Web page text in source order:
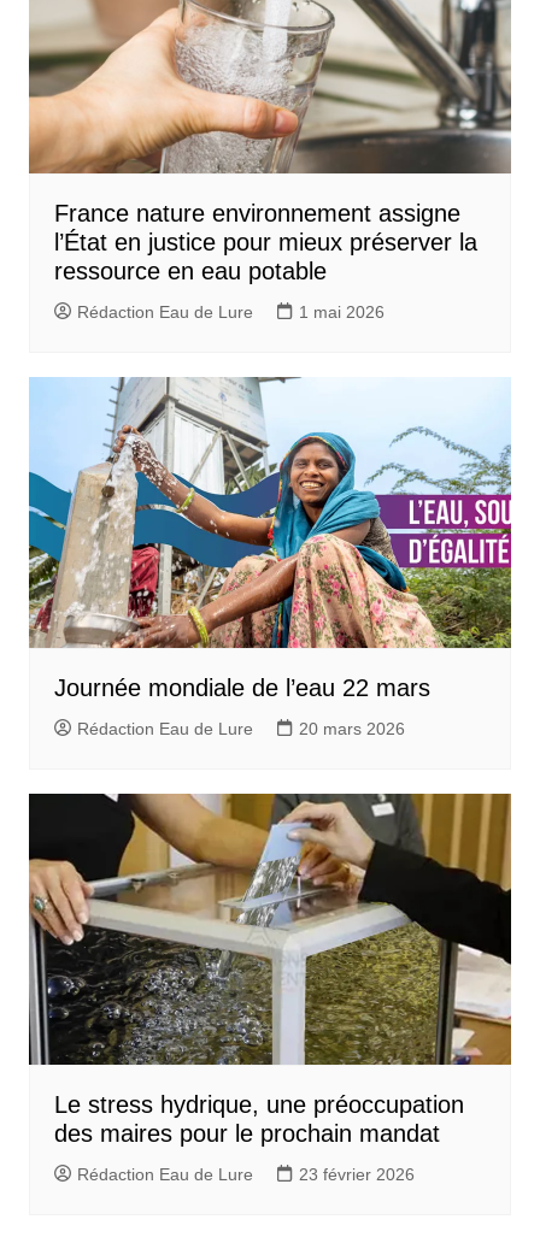
France nature environnement assigne
l’État en justice pour mieux préserver la
ressource en eau potable
Rédaction Eau de Lure 1 mai 2026
Journée mondiale de l’eau 22 mars
Rédaction Eau de Lure 20 mars 2026
Le stress hydrique, une préoccupation
des maires pour le prochain mandat
Rédaction Eau de Lure 23 février 2026